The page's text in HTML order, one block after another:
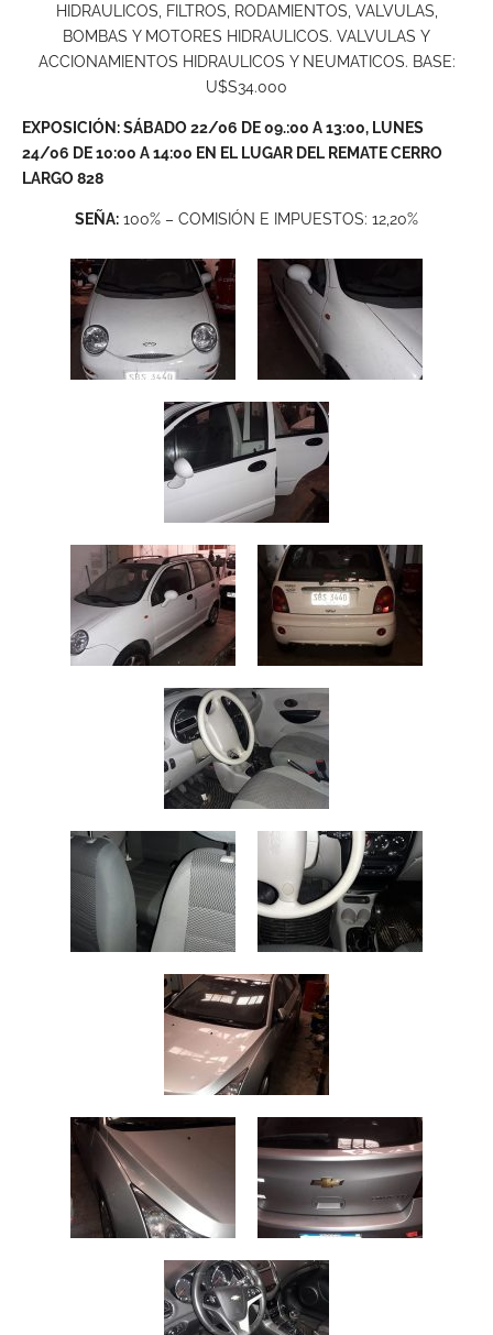
HIDRAULICOS, FILTROS, RODAMIENTOS, VALVULAS,
BOMBAS Y MOTORES HIDRAULICOS. VALVULAS Y
ACCIONAMIENTOS HIDRAULICOS Y NEUMATICOS. BASE:
U$S34.000
EXPOSICIÓN: SÁBADO 22/06 DE 09.:00 A 13:00, LUNES
24/06 DE 10:00 A 14:00 EN EL LUGAR DEL REMATE CERRO
LARGO 828
SEÑA: 100% – COMISIÓN E IMPUESTOS: 12,20%